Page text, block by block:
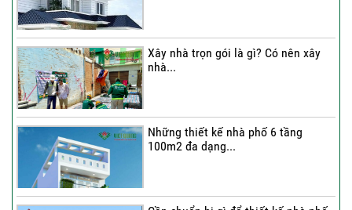
Xây nhà trọn gói là gì? Có nên xây
nhà...
Những thiết kế nhà phố 6 tầng
100m2 đa dạng...